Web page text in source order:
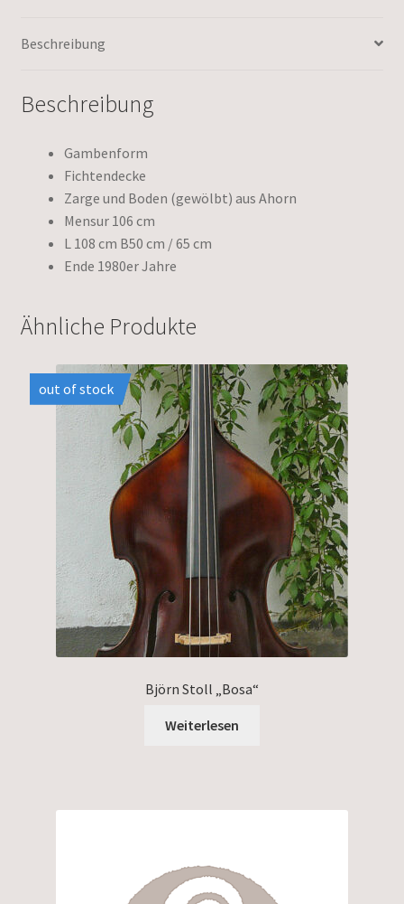
Beschreibung
Beschreibung
Gambenform
Fichtendecke
Zarge und Boden (gewölbt) aus Ahorn
Mensur 106 cm
L 108 cm B50 cm / 65 cm
Ende 1980er Jahre
Ähnliche Produkte
out of stock
Björn Stoll „Bosa“
Weiterlesen